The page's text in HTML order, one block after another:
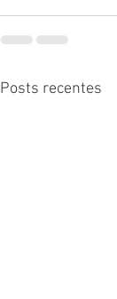
Posts recentes